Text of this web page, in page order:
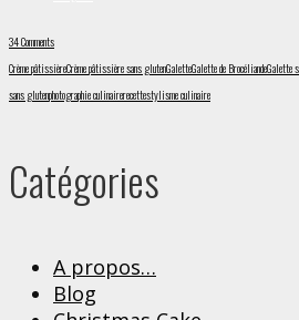
34 Comments
Crème pâtissièreCrème pâtissière sans glutenGaletteGalette de BrocéliandeGalette
sans glutenphotographie culinairerecettestylisme culinaire
Catégories
A propos…
Blog